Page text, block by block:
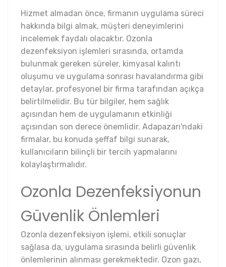
Hizmet almadan önce, firmanın uygulama süreci
hakkında bilgi almak, müşteri deneyimlerini
incelemek faydalı olacaktır. Ozonla
dezenfeksiyon işlemleri sırasında, ortamda
bulunmak gereken süreler, kimyasal kalıntı
oluşumu ve uygulama sonrası havalandırma gibi
detaylar, profesyonel bir firma tarafından açıkça
belirtilmelidir. Bu tür bilgiler, hem sağlık
açısından hem de uygulamanın etkinliği
açısından son derece önemlidir. Adapazarı'ndaki
firmalar, bu konuda şeffaf bilgi sunarak,
kullanıcıların bilinçli bir tercih yapmalarını
kolaylaştırmalıdır.
Ozonla Dezenfeksiyonun
Güvenlik Önlemleri
Ozonla dezenfeksiyon işlemi, etkili sonuçlar
sağlasa da, uygulama sırasında belirli güvenlik
önlemlerinin alınması gerekmektedir. Ozon gazı,